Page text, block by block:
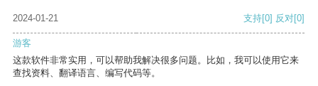
2024-01-21 支持[0] 反对[0]
游客
这款软件非常实用，可以帮助我解决很多问题。比如，我可以使用它来
查找资料、翻译语言、编写代码等。